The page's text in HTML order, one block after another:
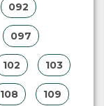
092
097
102 103
108 109